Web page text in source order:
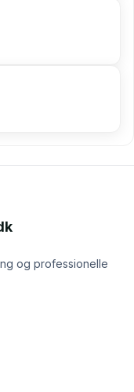
og professionelle